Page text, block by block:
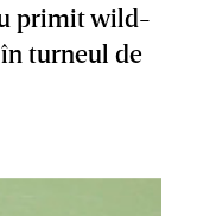
primit wild-
turneul de